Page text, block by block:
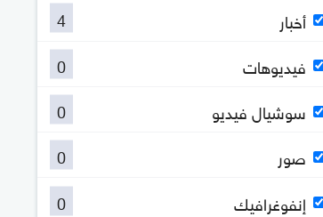
أخبار
4
فيديوهات
0
سوشيال فيديو
0
صور
0
إنفوغرافيك
0